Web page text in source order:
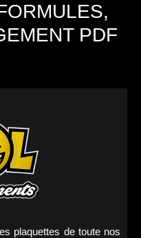
PDF
plaquettes de toute nos